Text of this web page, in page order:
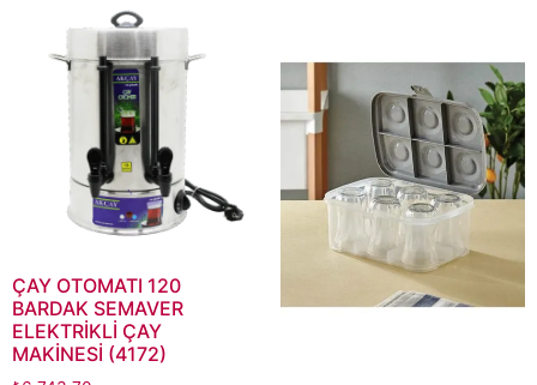
ÇAY OTOMATI 120
BARDAK SEMAVER
ELEKTRİKLİ ÇAY
MAKİNESİ (4172)